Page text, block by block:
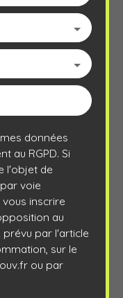
données
au RGPD. Si
l'objet de
voie
inscrire
au
par l'article
sur le
ou par